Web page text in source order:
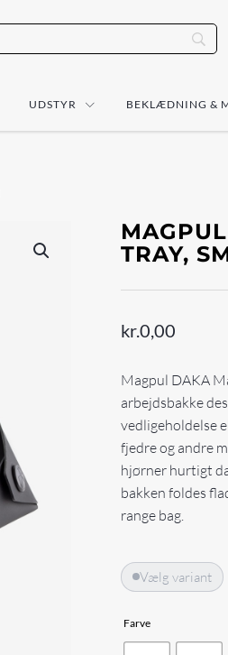
UDSTYR BEKLÆDNING &
TRAY,
kr.0,00
Magpul DAKA
arbejdsbakke
vedligeholdelse
fjedre og andre
hjørner hurtigt
bakken foldes
range bag.
Vælg variant
Farve